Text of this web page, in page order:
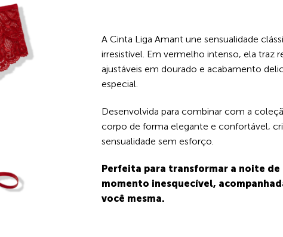
A Cinta Liga Amant une sensualidade
irresistível. Em vermelho intenso, ela traz
ajustáveis em dourado e acabamento
especial.
Desenvolvida para combinar com a
corpo de forma elegante e confortável,
sensualidade sem esforço.
Perfeita para transformar a noite de
momento inesquecível,
você mesma.